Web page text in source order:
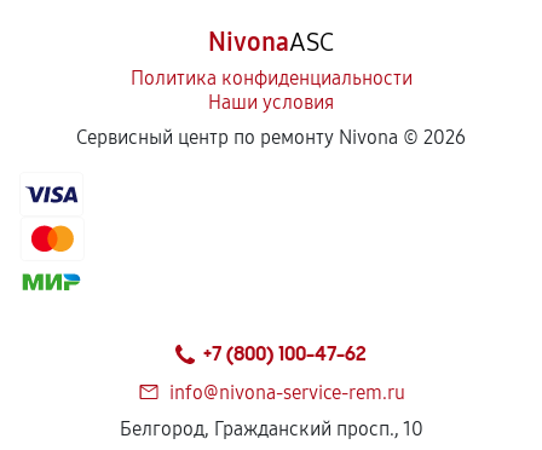
NivonaASC
Политика конфиденциальности
Наши условия
Сервисный центр по ремонту Nivona © 2026
+7 (800) 100-47-62
info@nivona-service-rem.ru
Белгород, Гражданский просп., 10